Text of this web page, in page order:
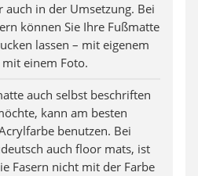
in der Umsetzung. Bei
können Sie Ihre Fußmatte
lassen – mit eigenem
einem Foto.
auch selbst beschriften
kann am besten
benutzen. Bei
auch floor mats, ist
Fasern nicht mit der Farbe